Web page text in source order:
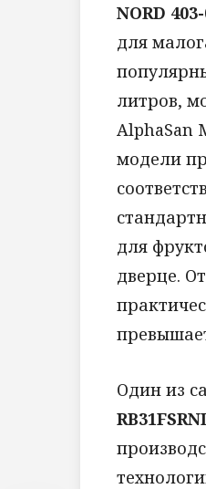
NORD
для
литров,
AlphaSan
модели
для
дверце.
Один из